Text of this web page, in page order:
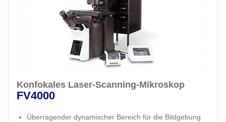
Konfokales Laser-Scanning-Mikroskop
FV4000
Überragender dynamischer Bereich für die Bildgebung